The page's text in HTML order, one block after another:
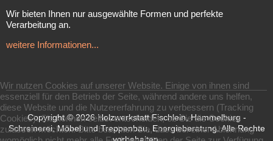
Wir bieten Ihnen nur ausgewählte Formen und perfekte
Verarbeitung an.
weitere Informationen...
Copyright © 2026 Holzwerkstatt Fischlein, Hammelburg -
Schreinerei, Möbel und Treppenbau, Energieberatung. Alle Rechte
Wir nutzen Cookies auf unserer Website. Einige von ihnen sind
essenziell für den Betrieb der Seite, während andere uns helfen,
diese Website und die Nutzererfahrung zu verbessern (Tracking
Cookies). Sie können selbst entscheiden, ob Sie die Cookies
zulassen möchten. Bitte beachten Sie, dass bei einer Ablehnung